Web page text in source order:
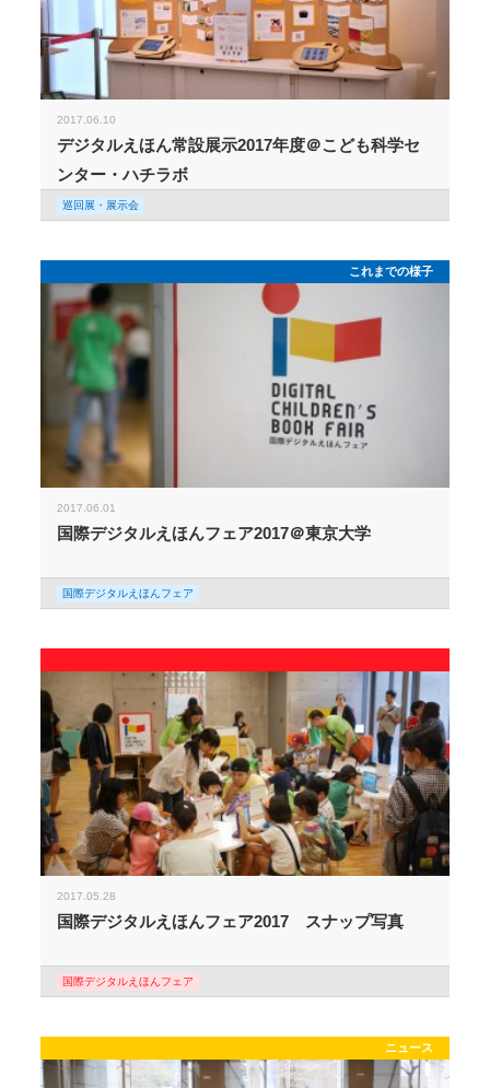
2017.06.10
デジタルえほん常設展示2017年度＠こども科学セ
ンター・ハチラボ
巡回展・展示会
これまでの様子
2017.06.01
国際デジタルえほんフェア2017＠東京大学
国際デジタルえほんフェア
2017.05.28
国際デジタルえほんフェア2017 スナップ写真
国際デジタルえほんフェア
ニュース